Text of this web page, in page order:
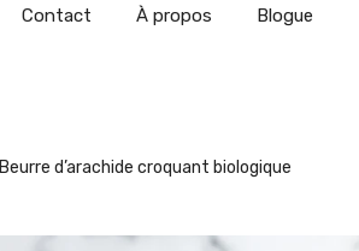
Contact À propos Blogue
Beurre d’arachide croquant biologique